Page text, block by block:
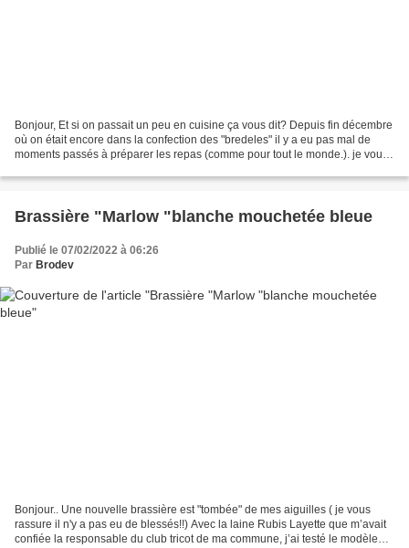
Bonjour, Et si on passait un peu en cuisine ça vous dit? Depuis fin décembre
où on était encore dans la confection des "bredeles" il y a eu pas mal de
moments passés à préparer les repas (comme pour tout le monde.). je vous
Brassière "Marlow "blanche mouchetée bleue
Publié le 07/02/2022 à 06:26
Par Brodev
Bonjour.. Une nouvelle brassière est "tombée" de mes aiguilles ( je vous
rassure il n'y a pas eu de blessés!!) Avec la laine Rubis Layette que m’avait
confiée la responsable du club tricot de ma commune, j’ai testé le modèle